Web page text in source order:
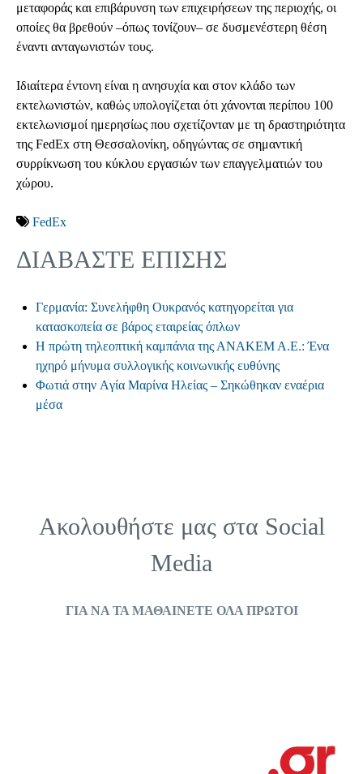
μεταφοράς και επιβάρυνση των επιχειρήσεων της περιοχής, οι
οποίες θα βρεθούν –όπως τονίζουν– σε δυσμενέστερη θέση
έναντι ανταγωνιστών τους.
Ιδιαίτερα έντονη είναι η ανησυχία και στον κλάδο των
εκτελωνιστών, καθώς υπολογίζεται ότι χάνονται περίπου 100
εκτελωνισμοί ημερησίως που σχετίζονταν με τη δραστηριότητα
της FedEx στη Θεσσαλονίκη, οδηγώντας σε σημαντική
συρρίκνωση του κύκλου εργασιών των επαγγελματιών του
χώρου.
FedEx
ΔΙΑΒΑΣΤΕ ΕΠΙΣΗΣ
Γερμανία: Συνελήφθη Ουκρανός κατηγορείται για
κατασκοπεία σε βάρος εταιρείας όπλων
Η πρώτη τηλεοπτική καμπάνια της ΑΝΑΚΕΜ Α.Ε.: Ένα
ηχηρό μήνυμα συλλογικής κοινωνικής ευθύνης
Φωτιά στην Aγία Μαρίνα Ηλείας – Σηκώθηκαν εναέρια
μέσα
Ακολουθήστε μας στα Social
Media
ΓΙΑ ΝΑ ΤΑ ΜΑΘΑΙΝΕΤΕ ΟΛΑ ΠΡΩΤΟΙ